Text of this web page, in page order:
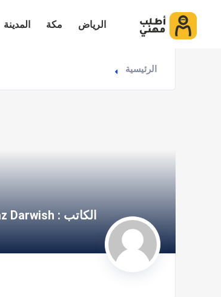
الرياض مكة المدينة
الرئيسية
الكاتب : Moaz Darwish